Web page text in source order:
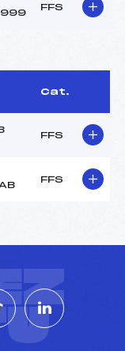
FFS
Cat.
FFS
FFS